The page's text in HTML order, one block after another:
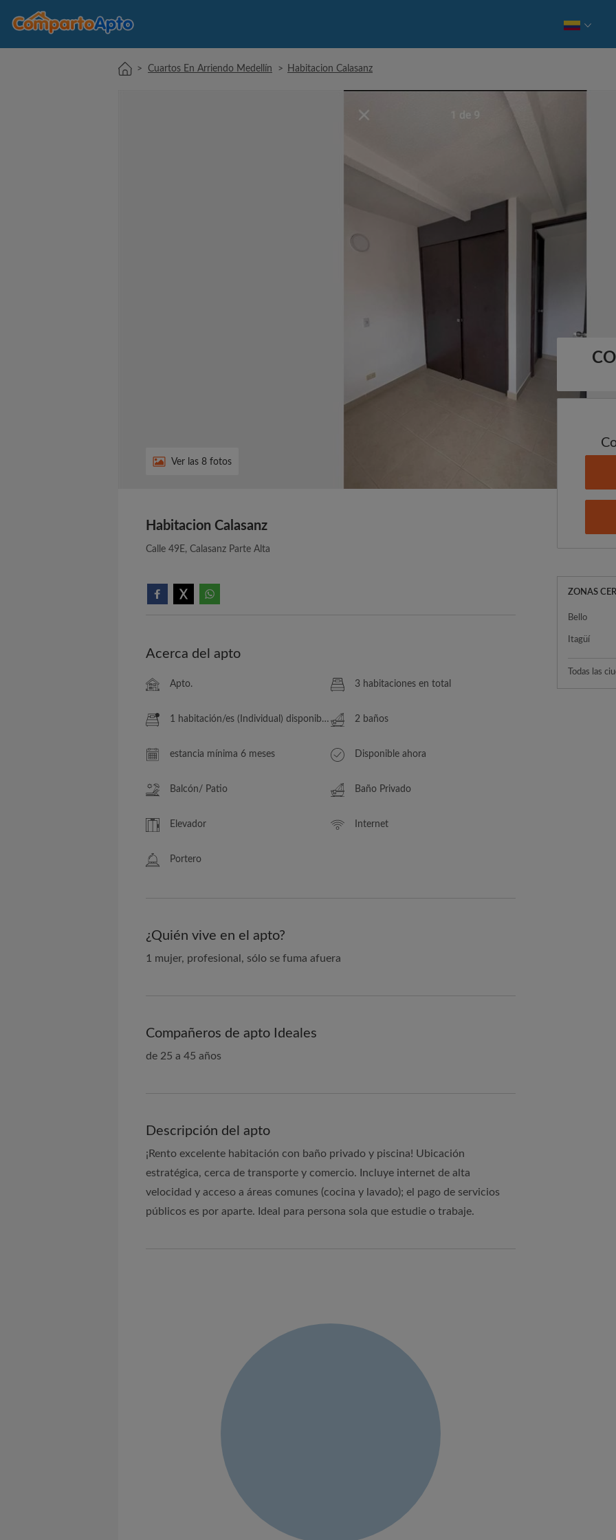
> Cuartos En Arriendo Medellín > Habitacion Calasanz
Ver las 8 fotos
Habitacion Calasanz
Calle 49E, Calasanz Parte Alta
Acerca del apto
Apto. 3 habitaciones en total
1 habitación/es (Individual) disponible/s 2 baños
estancia mínima 6 meses Disponible ahora
Balcón/ Patio Baño Privado
Elevador Internet
Portero
¿Quién vive en el apto?
1 mujer, profesional, sólo se fuma afuera
Compañeros de apto Ideales
de 25 a 45 años
Descripción del apto
¡Rento excelente habitación con baño privado y piscina! Ubicación
estratégica, cerca de transporte y comercio. Incluye internet de alta
velocidad y acceso a áreas comunes (cocina y lavado); el pago de servicios
públicos es por aparte. Ideal para persona sola que estudie o trabaje.
ZONAS
Bello
Itagüí
Todas las